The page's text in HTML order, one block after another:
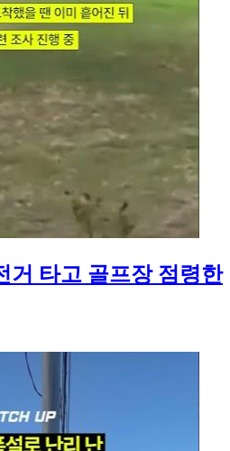
거 타고 골프장 점령한